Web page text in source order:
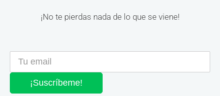
¡No te pierdas nada de lo que se viene!
¡Suscríbeme!